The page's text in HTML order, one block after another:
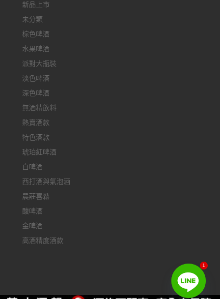
新品上市
未分類
棕色啤酒
水果啤酒
派對大瓶裝
淡色啤酒
深色啤酒
無酒精飲料
熱賣酒款
特色酒款
琥珀紅啤酒
白啤酒
西打酒與氣泡酒
農莊喜鬆
酸啤酒
金啤酒
高酒精度酒款
1